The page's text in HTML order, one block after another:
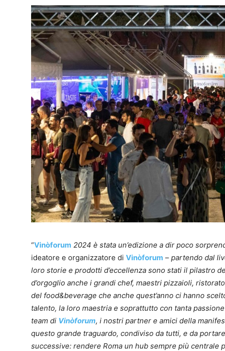
“Vinòforum 2024 è stata un’edizione a dir poco
ideatore e organizzatore di Vinòforum – partendo dal
loro storie e prodotti d’eccellenza sono stati il pilastro
d’orgoglio anche i grandi chef, maestri pizzaioli,
del food&beverage che anche quest’anno ci hanno
talento, la loro maestria e soprattutto con tanta
team di Vinòforum, i nostri partner e amici della
questo grande traguardo, condiviso da tutti, e da
successive: rendere Roma un hub sempre più centrale